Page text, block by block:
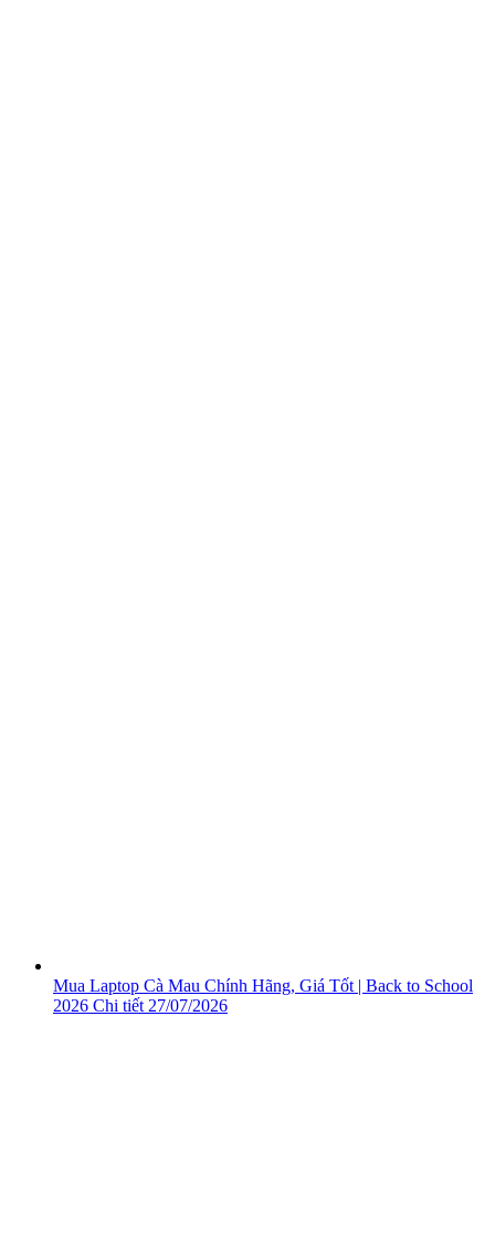
Mua Laptop Cà Mau Chính Hãng, Giá Tốt | Back to School
2026 Chi tiết 27/07/2026